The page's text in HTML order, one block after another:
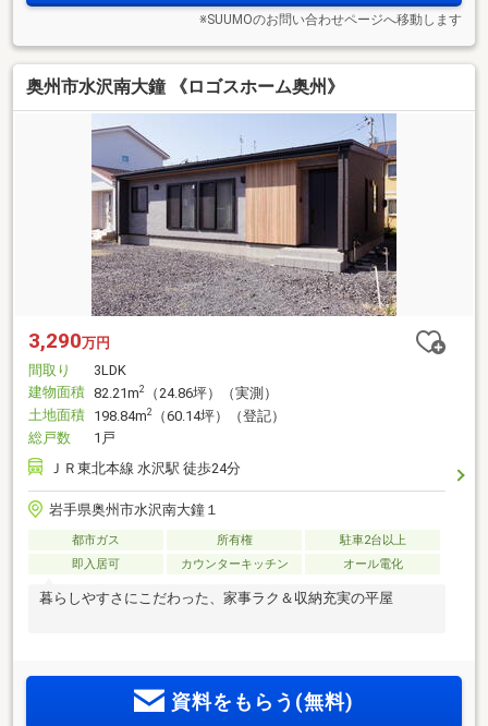
※SUUMOのお問い合わせページへ移動します
奥州市水沢南大鐘 《ロゴスホーム奥州》
3,290万円
間取り
3LDK
建物面積 82.21m2
（24.86坪）（実測）
土地面積 198.84m2
（60.14坪）（登記）
総戸数
1戸
ＪＲ東北本線 水沢駅 徒歩24分
岩手県奥州市水沢南大鐘１
都市ガス 所有権
駐車2台以上
即入居可
カウンターキッチン オール電化
暮らしやすさにこだわった、家事ラク＆収納充実の平屋
資料をもらう(無料)